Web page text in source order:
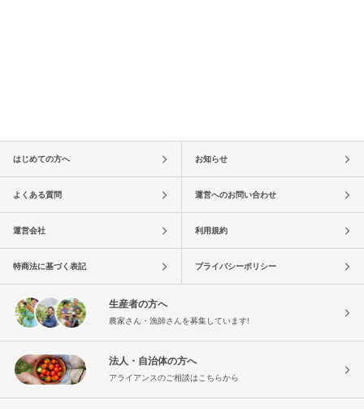
はじめての方へ お知らせ
よくある質問 運営へのお問い合わせ
運営会社 利用規約
特商法に基づく表記 プライバシーポリシー
生産者の方へ
農家さん・漁師さんを募集しています!
法人・自治体の方へ
アライアンスのご相談はこちらから